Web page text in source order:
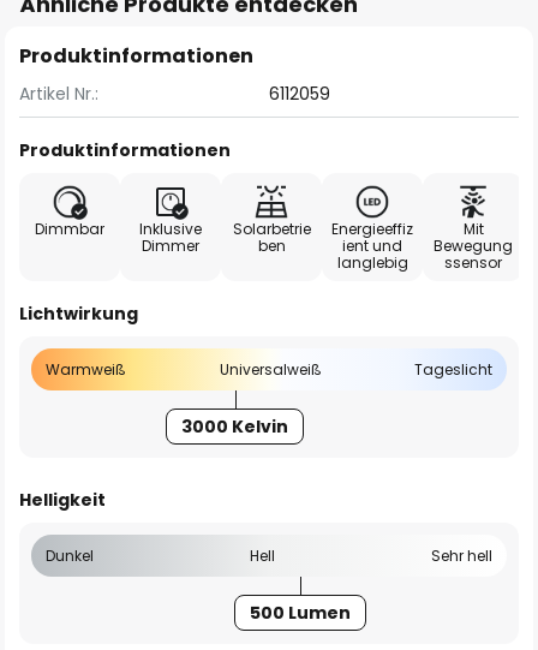
Produktinformationen
Artikel Nr.: 6112059
Produktinformationen
Dimmbar
Inklusive
Dimmer
Solarbetrie
ben
Energieeffiz
ient und
langlebig
Mit
Bewegung
ssensor
Lichtwirkung
Warmweiß Universalweiß Tageslicht
3000 Kelvin
Helligkeit
Dunkel Hell Sehr hell
500 Lumen